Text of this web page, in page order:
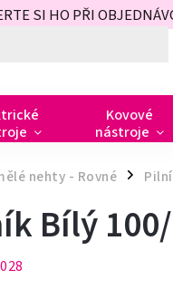
SI HO PŘI
Kovové
nástroje
nehty - Rovné /
Bílý